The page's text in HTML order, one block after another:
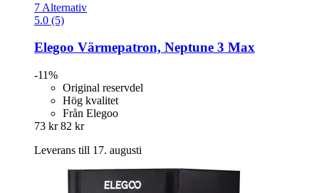
7 Alternativ
5.0 (5)
Elegoo Värmepatron, Neptune 3 Max
-11%
Original reservdel
Hög kvalitet
Från Elegoo
73 kr 82 kr
Leverans till 17. augusti